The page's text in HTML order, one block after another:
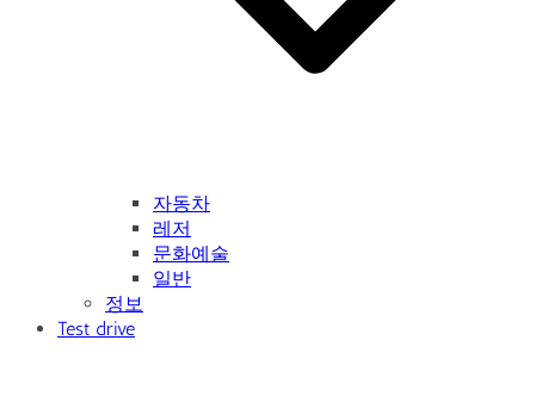
자동차
레저
문화예술
일반
정보
Test drive